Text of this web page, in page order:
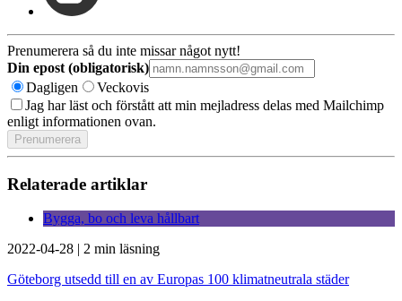
Prenumerera så du inte missar något nytt!
Din epost (obligatorisk)
Dagligen
Veckovis
Jag har läst och förstått att min mejladress delas med Mailchimp
enligt informationen ovan.
Relaterade artiklar
Bygga, bo och leva hållbart
2022-04-28 | 2 min läsning
Göteborg utsedd till en av Europas 100 klimatneutrala städer